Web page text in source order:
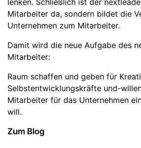
lenken. Schließlich ist der
Mitarbeiter da, sondern bildet die
Unternehmen zum Mitarbeiter.
Damit wird die neue Aufgabe des
Mitarbeiter:
Raum schaffen und geben für
Selbstentwicklungskräfte und-
Mitarbeiter für das Unternehmen
will.
Zum Blog